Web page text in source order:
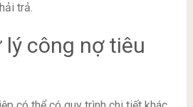
trả.
lý công nợ tiêu